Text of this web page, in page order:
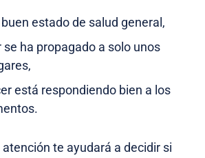
estado de salud general,
se ha propagado a solo unos
está respondiendo bien a los
te ayudará a decidir si